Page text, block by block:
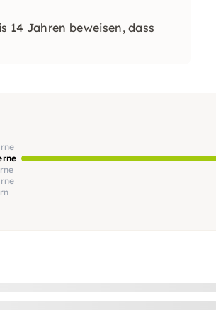
14 Jahren beweisen, dass